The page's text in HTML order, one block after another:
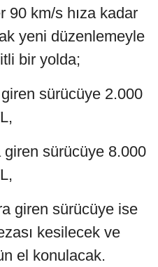
90 km/s hıza kadar
yeni düzenlemeyle
bir yolda;
sürücüye 2.000
giren sürücüye 8.000
giren sürücüye ise
kesilecek ve
el konulacak.